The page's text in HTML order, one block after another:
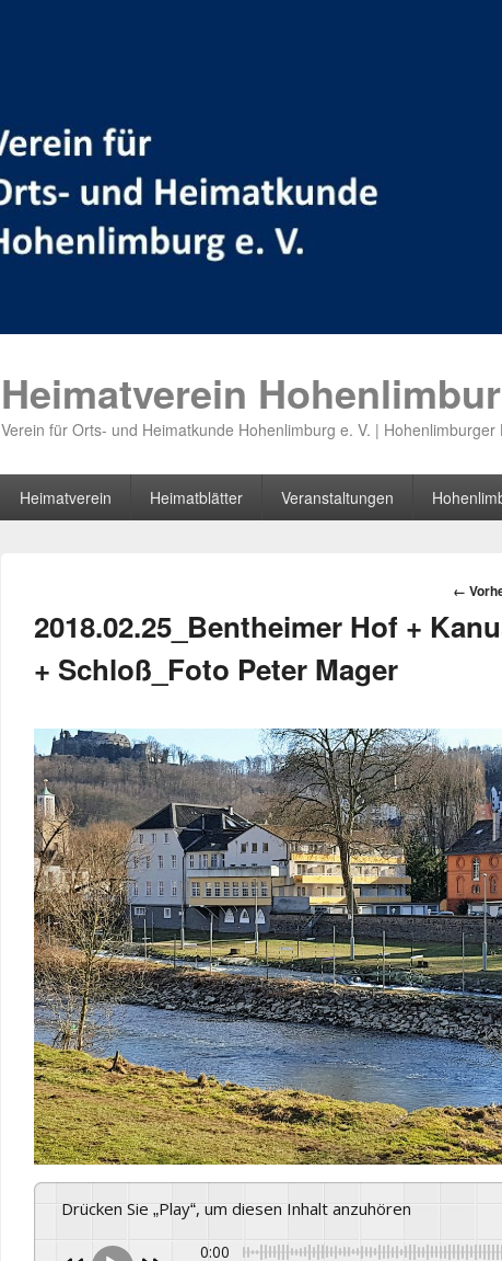
Heimatverein
Verein für Orts- und Heimatkunde Hohenlimburg e. V. | Hohenlimburger
Heimatverein Heimatblätter Veranstaltungen
Bilder-
←
2018.02.25_Bentheimer Hof +
+ Schloß_Foto Peter Mager
Drücken Sie „Play“, um diesen Inhalt anzuhören
0:00